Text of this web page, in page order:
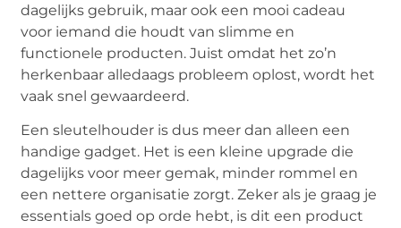
dagelijks gebruik, maar ook een mooi cadeau
voor iemand die houdt van slimme en
functionele producten. Juist omdat het zo’n
herkenbaar alledaags probleem oplost, wordt het
vaak snel gewaardeerd.
Een sleutelhouder is dus meer dan alleen een
handige gadget. Het is een kleine upgrade die
dagelijks voor meer gemak, minder rommel en
een nettere organisatie zorgt. Zeker als je graag je
essentials goed op orde hebt, is dit een product